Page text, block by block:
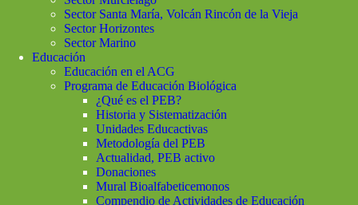
Sector Santa María, Volcán Rincón de la Vieja
Sector Horizontes
Sector Marino
Educación
Educación en el ACG
Programa de Educación Biológica
¿Qué es el PEB?
Historia y Sistematización
Unidades Educactivas
Metodología del PEB
Actualidad, PEB activo
Donaciones
Mural Bioalfabeticemonos
Compendio de Actividades de Educación